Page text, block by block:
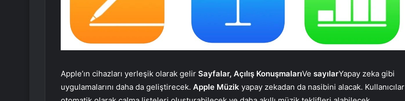
Apple’ın cihazları yerleşik olarak gelir Sayfalar, Açılış KonuşmalarıVe sayılarYapay zeka gibi
uygulamalarını daha da geliştirecek. Apple Müzik yapay zekadan da nasibini alacak. Kullanıcılar